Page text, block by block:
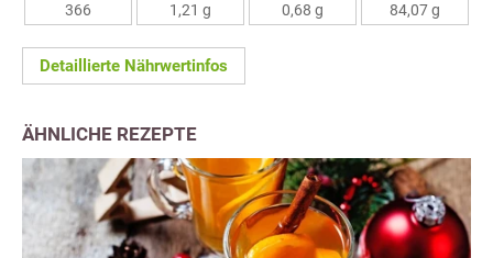
366
1,21 g
0,68 g
84,07 g
Detaillierte Nährwertinfos
ÄHNLICHE REZEPTE